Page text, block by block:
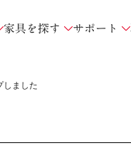
家具を探す サポート
しました